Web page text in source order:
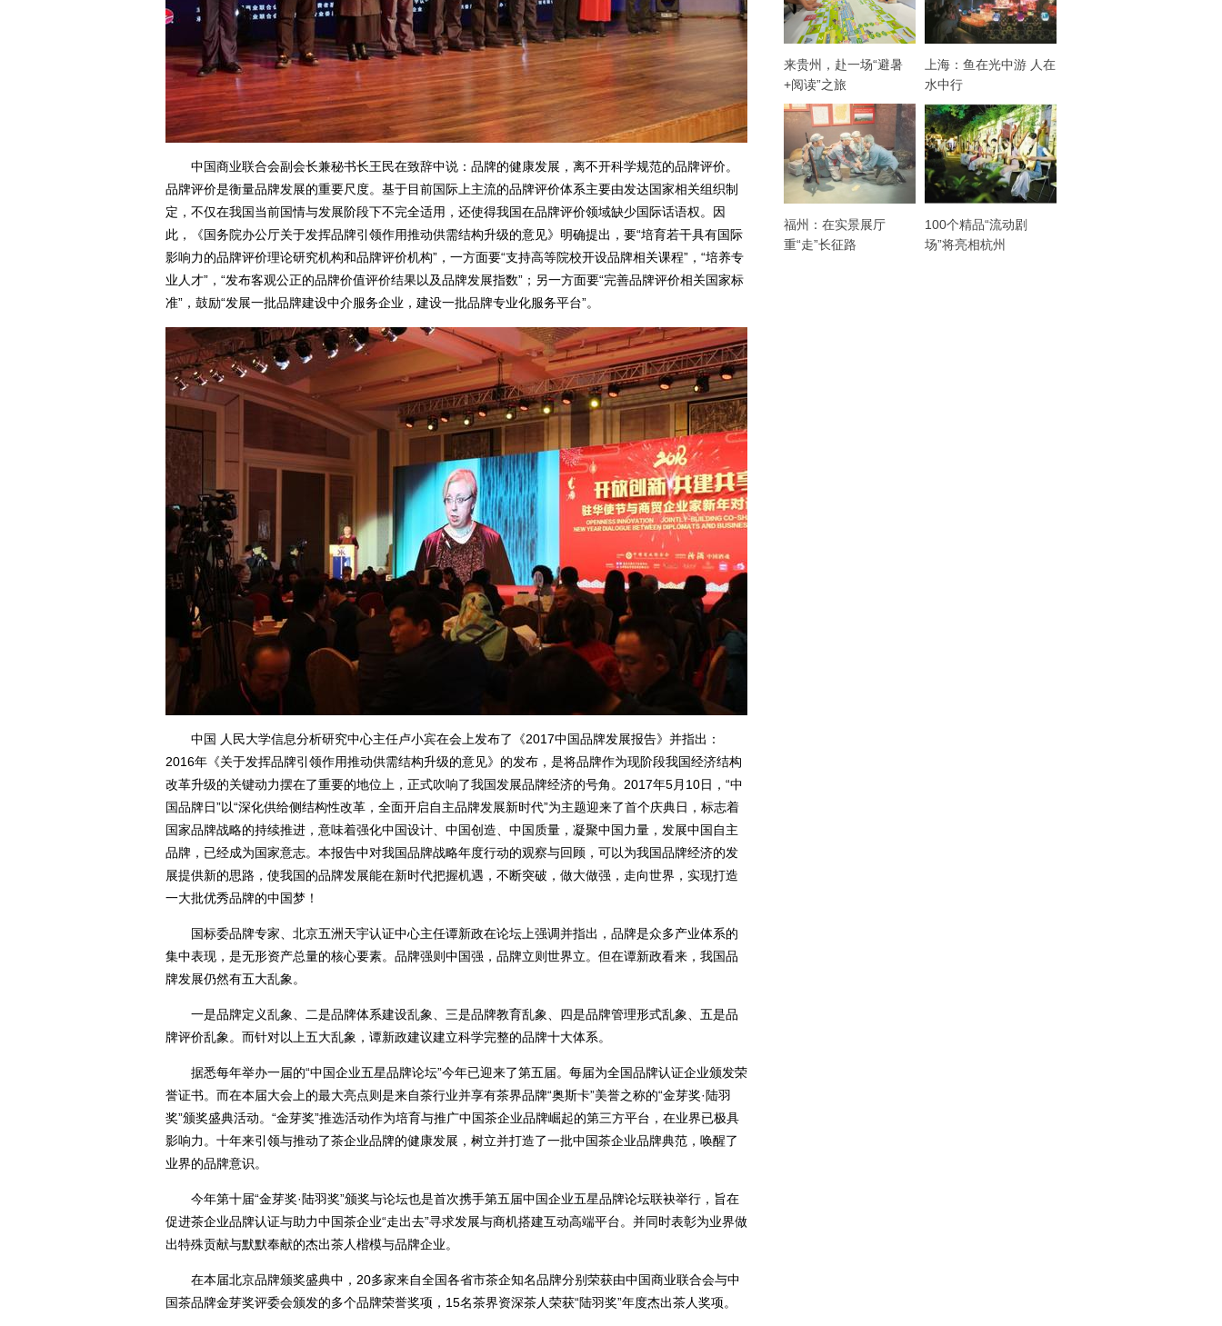
中国商业联合会副会长兼秘书长王民在致辞中说：品牌的健康发展，离不开科学规范的品牌评价。
品牌评价是衡量品牌发展的重要尺度。基于目前国际上主流的品牌评价体系主要由发达国家相关组织制
定，不仅在我国当前国情与发展阶段下不完全适用，还使得我国在品牌评价领域缺少国际话语权。因
此，《国务院办公厅关于发挥品牌引领作用推动供需结构升级的意见》明确提出，要“培育若干具有国际
影响力的品牌评价理论研究机构和品牌评价机构”，一方面要“支持高等院校开设品牌相关课程”，“培养专
业人才”，“发布客观公正的品牌价值评价结果以及品牌发展指数”；另一方面要“完善品牌评价相关国家标
准”，鼓励“发展一批品牌建设中介服务企业，建设一批品牌专业化服务平台”。
中国 人民大学信息分析研究中心主任卢小宾在会上发布了《2017中国品牌发展报告》并指出：
2016年《关于发挥品牌引领作用推动供需结构升级的意见》的发布，是将品牌作为现阶段我国经济结构
改革升级的关键动力摆在了重要的地位上，正式吹响了我国发展品牌经济的号角。2017年5月10日，“中
国品牌日”以“深化供给侧结构性改革，全面开启自主品牌发展新时代”为主题迎来了首个庆典日，标志着
国家品牌战略的持续推进，意味着强化中国设计、中国创造、中国质量，凝聚中国力量，发展中国自主
品牌，已经成为国家意志。本报告中对我国品牌战略年度行动的观察与回顾，可以为我国品牌经济的发
展提供新的思路，使我国的品牌发展能在新时代把握机遇，不断突破，做大做强，走向世界，实现打造
一大批优秀品牌的中国梦！
国标委品牌专家、北京五洲天宇认证中心主任谭新政在论坛上强调并指出，品牌是众多产业体系的
集中表现，是无形资产总量的核心要素。品牌强则中国强，品牌立则世界立。但在谭新政看来，我国品
牌发展仍然有五大乱象。
一是品牌定义乱象、二是品牌体系建设乱象、三是品牌教育乱象、四是品牌管理形式乱象、五是品
牌评价乱象。而针对以上五大乱象，谭新政建议建立科学完整的品牌十大体系。
据悉每年举办一届的“中国企业五星品牌论坛”今年已迎来了第五届。每届为全国品牌认证企业颁发荣
誉证书。而在本届大会上的最大亮点则是来自茶行业并享有茶界品牌“奥斯卡”美誉之称的“金芽奖·陆羽
奖”颁奖盛典活动。“金芽奖”推选活动作为培育与推广中国茶企业品牌崛起的第三方平台，在业界已极具
影响力。十年来引领与推动了茶企业品牌的健康发展，树立并打造了一批中国茶企业品牌典范，唤醒了
业界的品牌意识。
今年第十届“金芽奖·陆羽奖”颁奖与论坛也是首次携手第五届中国企业五星品牌论坛联袂举行，旨在
促进茶企业品牌认证与助力中国茶企业“走出去”寻求发展与商机搭建互动高端平台。并同时表彰为业界做
出特殊贡献与默默奉献的杰出茶人楷模与品牌企业。
在本届北京品牌颁奖盛典中，20多家来自全国各省市茶企知名品牌分别荣获由中国商业联合会与中
国茶品牌金芽奖评委会颁发的多个品牌荣誉奖项，15名茶界资深茶人荣获“陆羽奖”年度杰出茶人奖项。
来贵州，赴一场“避暑
+阅读”之旅
上海：鱼在光中游 人在
水中行
福州：在实景展厅
重“走”长征路
100个精品“流动剧
场”将亮相杭州